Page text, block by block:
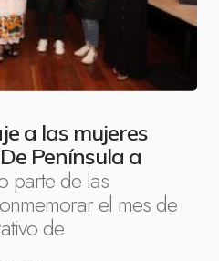
a las mujeres
Península a
parte de las
el mes de
de